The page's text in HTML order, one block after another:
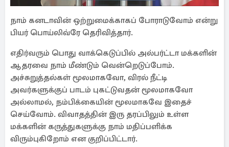
நாம் கனடாவின் ஒற்றுமைக்காகப் போராடுவோம் என்று
பியர் பொய்லிவ்ரே தெரிவித்தார்.
எதிர்வரும் பொது வாக்கெடுப்பில் அல்பர்ட்டா மக்களின்
ஆதரவை நாம் மீண்டும் வென்றெடுப்போம்.
அச்சுறுத்தல்கள் மூலமாகவோ, விரல் நீட்டி
அவர்களுக்குப் பாடம் புகட்டுவதன் மூலமாகவோ
அல்லாமல், நம்பிக்கையின் மூலமாகவே இதைச்
செய்வோம். விவாதத்தின் இரு தரப்பிலும் உள்ள
மக்களின் கருத்துகளுக்கு நாம் மதிப்பளிக்க
விரும்புகிறோம் என குறிப்பிட்டார்.